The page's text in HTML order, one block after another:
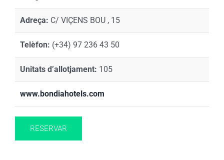
Adreça: C/ VIÇENS BOU , 15
Telèfon: (+34) 97 236 43 50
Unitats d’allotjament: 105
www.bondiahotels.com
RESERVAR